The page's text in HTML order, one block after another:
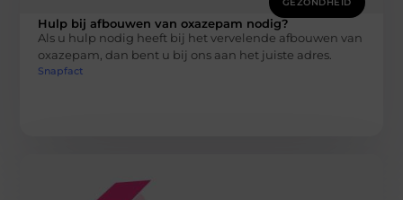
GEZONDHEID
Hulp bij afbouwen van oxazepam nodig?
Als u hulp nodig heeft bij het vervelende afbouwen van
oxazepam, dan bent u bij ons aan het juiste adres.
Snapfact